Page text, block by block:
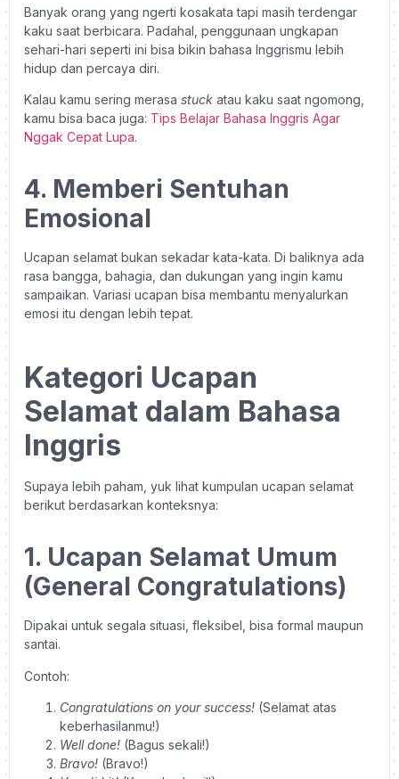
Banyak orang yang ngerti kosakata tapi masih terdengar
kaku saat berbicara. Padahal, penggunaan ungkapan
sehari-hari seperti ini bisa bikin bahasa Inggrismu lebih
hidup dan percaya diri.
Kalau kamu sering merasa stuck atau kaku saat ngomong,
kamu bisa baca juga: Tips Belajar Bahasa Inggris Agar
Nggak Cepat Lupa.
4. Memberi Sentuhan
Emosional
Ucapan selamat bukan sekadar kata-kata. Di baliknya ada
rasa bangga, bahagia, dan dukungan yang ingin kamu
sampaikan. Variasi ucapan bisa membantu menyalurkan
emosi itu dengan lebih tepat.
Kategori Ucapan
Selamat dalam Bahasa
Inggris
Supaya lebih paham, yuk lihat kumpulan ucapan selamat
berikut berdasarkan konteksnya:
1. Ucapan Selamat Umum
(General Congratulations)
Dipakai untuk segala situasi, fleksibel, bisa formal maupun
santai.
Contoh:
Congratulations on your success! (Selamat atas
keberhasilanmu!)
Well done! (Bagus sekali!)
Bravo! (Bravo!)